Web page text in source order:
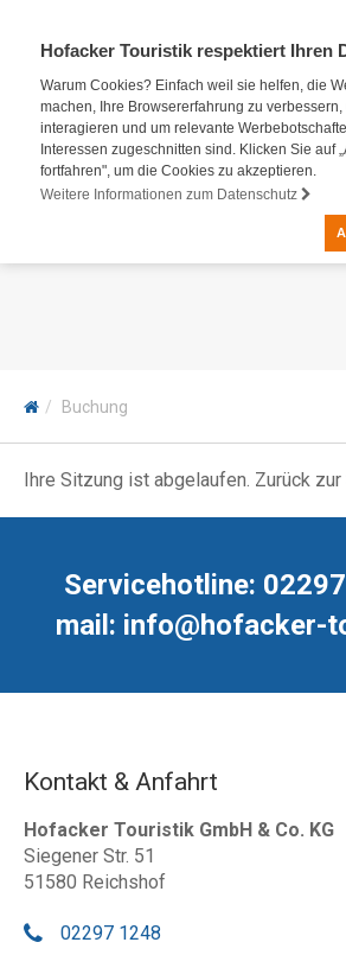
Hofacker Touristik respektiert Ihren
Warum Cookies? Einfach weil sie helfen, die
machen, Ihre Browsererfahrung zu
interagieren und um relevante
Interessen zugeschnitten sind. Klicken Sie auf
fortfahren", um die Cookies zu akzeptieren.
Weitere Informationen zum Datenschutz
Buchung
Ihre Sitzung ist abgelaufen. Zurück zur
Servicehotline:
mail: info@hofacker-
Kontakt & Anfahrt
Hofacker Touristik GmbH & Co. KG
Siegener Str. 51
51580 Reichshof
02297 1248